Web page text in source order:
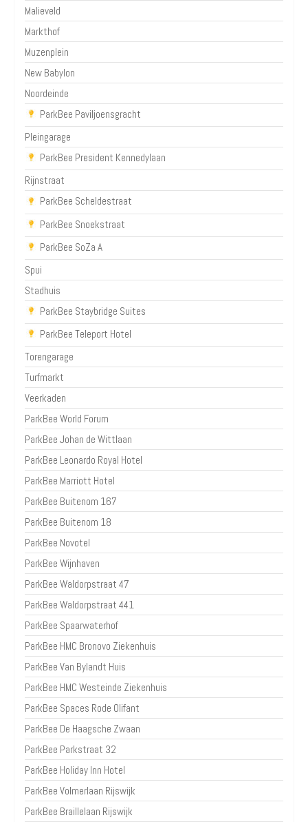
Malieveld
Markthof
Muzenplein
New Babylon
Noordeinde
ParkBee Paviljoensgracht
Pleingarage
ParkBee President Kennedylaan
Rijnstraat
ParkBee Scheldestraat
ParkBee Snoekstraat
ParkBee SoZa A
Spui
Stadhuis
ParkBee Staybridge Suites
ParkBee Teleport Hotel
Torengarage
Turfmarkt
Veerkaden
ParkBee World Forum
ParkBee Johan de Wittlaan
ParkBee Leonardo Royal Hotel
ParkBee Marriott Hotel
ParkBee Buitenom 167
ParkBee Buitenom 18
ParkBee Novotel
ParkBee Wijnhaven
ParkBee Waldorpstraat 47
ParkBee Waldorpstraat 441
ParkBee Spaarwaterhof
ParkBee HMC Bronovo Ziekenhuis
ParkBee Van Bylandt Huis
ParkBee HMC Westeinde Ziekenhuis
ParkBee Spaces Rode Olifant
ParkBee De Haagsche Zwaan
ParkBee Parkstraat 32
ParkBee Holiday Inn Hotel
ParkBee Volmerlaan Rijswijk
ParkBee Braillelaan Rijswijk